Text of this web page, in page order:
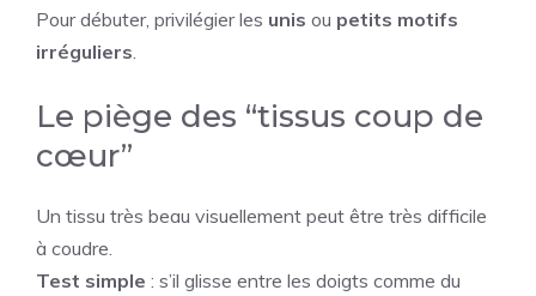
Pour débuter, privilégier les unis ou petits motifs
irréguliers
Le piège des “tissus coup de
cœur”
Un tissu très beau visuellement peut être très difficile
à coudre.
Test simple : s’il glisse entre les doigts comme du